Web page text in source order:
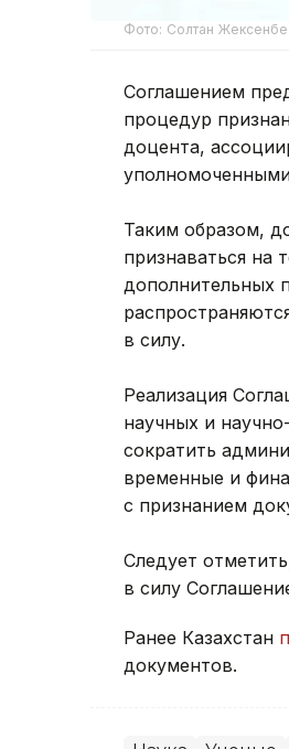
Фото: Солтан
Соглашением
процедур
доцента,
Таким образом,
признаваться на
дополнительных
в силу.
Реализация
научных и
сократить
временные и
с признанием
Следует
в силу
Ранее Казахстан
документов.